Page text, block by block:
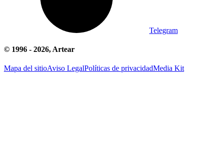
Telegram
© 1996 - 2026, Artear
Mapa del sitioAviso LegalPolíticas de privacidadMedia Kit